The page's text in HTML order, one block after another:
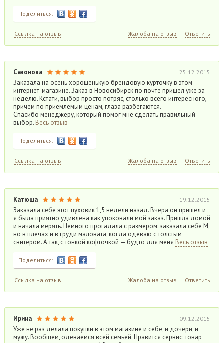
Поделиться:
Ссылка на отзыв Жалоба на отзыв Ответить
Сазонова 25.12.2015
Заказала на осень хорошенькую брендовую курточку в этом
интернет-магазине. Заказ в Новосибирск по почте пришел уже за
неделю. Кстати, выбор просто потряс, столько всего интересного,
причем по приемлемым ценам, глаза разбегаются.
Спасибо менеджеру, который помог мне сделать правильный
выбор. Весь отзыв
Поделиться:
Ссылка на отзыв Жалоба на отзыв Ответить
Катюша 19.12.2015
Заказала себе этот пуховик 1,5 недели назад. Вчера он пришел и
я была приятно удивлена как упоковали мой заказ. Пришла домой
и начала мерять. Немного прогадала с размером: заказала себе M,
но в плечах и в груди маловата, когда одеваю с толстым
свитером. А так, с тонкой кофточкой — будто для меня Весь отзыв
Поделиться:
Ссылка на отзыв Жалоба на отзыв Ответить
Ирина 09.12.2015
Уже не раз делала покупки в этом магазине и себе, и дочери, и
мужу. Вообщем, одеваемся всей семьей. Нравится сервис: товар